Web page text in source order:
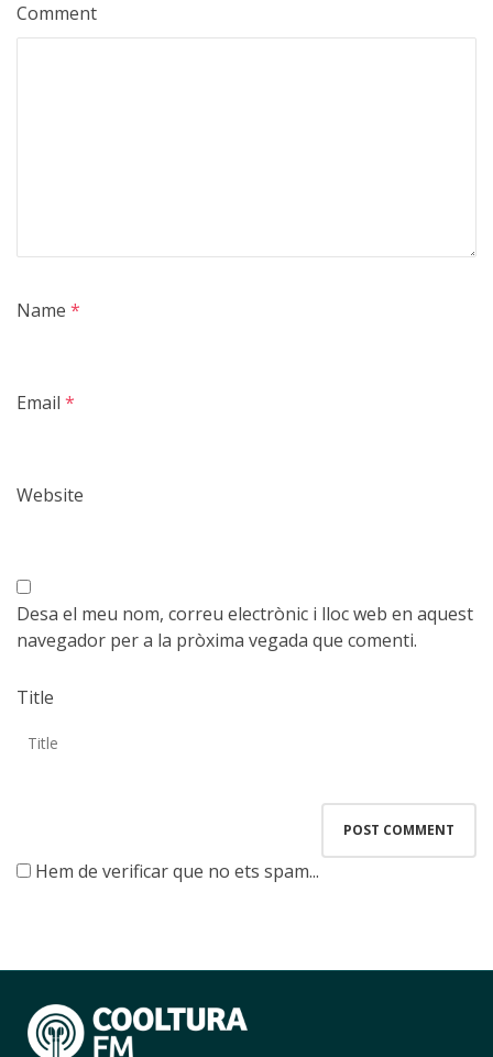
Comment
Name *
Email *
Website
Desa el meu nom, correu electrònic i lloc web en aquest
navegador per a la pròxima vegada que comenti.
Title
Hem de verificar que no ets spam...